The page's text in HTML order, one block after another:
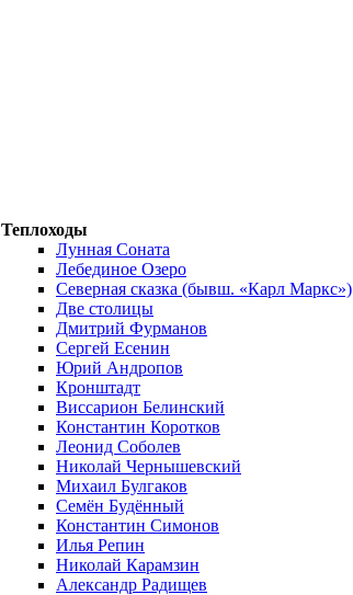
Теплоходы
Лунная Соната
Лебединое Озеро
Северная сказка (бывш. «Карл Маркс»)
Две столицы
Дмитрий Фурманов
Сергей Есенин
Юрий Андропов
Кронштадт
Виссарион Белинский
Константин Коротков
Леонид Соболев
Николай Чернышевский
Михаил Булгаков
Семён Будённый
Константин Симонов
Илья Репин
Николай Карамзин
Александр Радищев